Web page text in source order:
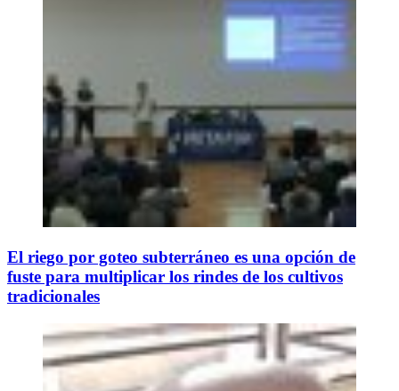
El riego por goteo subterráneo es una opción de
fuste para multiplicar los rindes de los cultivos
tradicionales